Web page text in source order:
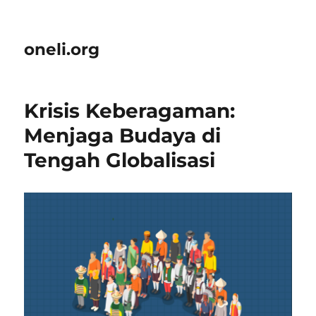
oneli.org
Krisis Keberagaman:
Menjaga Budaya di
Tengah Globalisasi